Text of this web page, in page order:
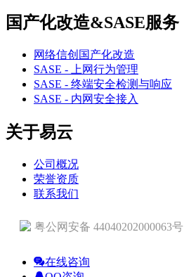
国产化改造&SASE服务
网络信创国产化改造
SASE - 上网行为管理
SASE - 终端安全检测与响应
SASE - 内网安全接入
关于易云
公司概况
荣誉资质
联系我们
粤公网安备 44040202000063号
在线咨询